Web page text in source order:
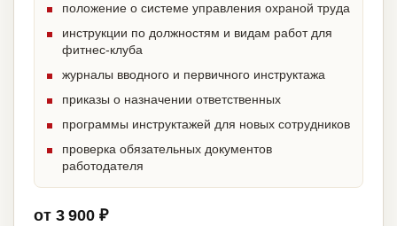
положение о системе управления охраной труда
инструкции по должностям и видам работ для
фитнес-клуба
журналы вводного и первичного инструктажа
приказы о назначении ответственных
программы инструктажей для новых сотрудников
проверка обязательных документов
работодателя
от 3 900 ₽